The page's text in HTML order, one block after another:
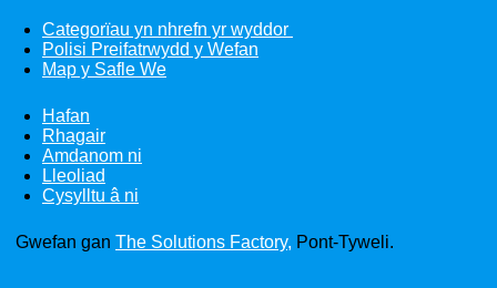
Categorïau yn nhrefn yr wyddor
Polisi Preifatrwydd y Wefan
Map y Safle We
Hafan
Rhagair
Amdanom ni
Lleoliad
Cysylltu â ni
Gwefan gan The Solutions Factory, Pont-Tyweli.